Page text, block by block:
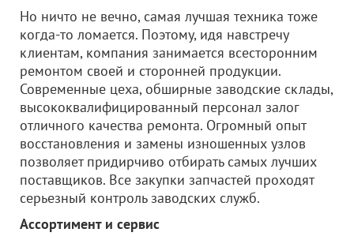
Но ничто не вечно, самая лучшая техника тоже
когда-то ломается. Поэтому, идя навстречу
клиентам, компания занимается всесторонним
ремонтом своей и сторонней продукции.
Современные цеха, обширные заводские склады,
высококвалифицированный персонал залог
отличного качества ремонта. Огромный опыт
восстановления и замены изношенных узлов
позволяет придирчиво отбирать самых лучших
поставщиков. Все закупки запчастей проходят
серьезный контроль заводских служб.
Ассортимент и сервис